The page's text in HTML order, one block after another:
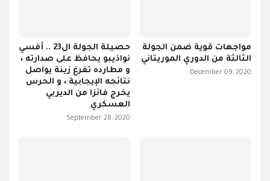
مواجهات قوية ضمن الجولة
الثالثة من الدوري الموريتاني
December 09, 2020
حصيلة الجولة ال23 .. أفسي
نواذيبو يحافظ على صدارته ،
و مطارده تفرغ زينة يواصل
نتائجه الإيجابية ، و الحرس
يخرج فائزا من الديربي
العسكري
September 28, 2020